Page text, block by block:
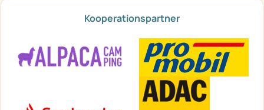
Kooperationspartner